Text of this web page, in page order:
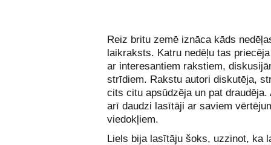
Reiz britu zemē iznāca kāds
laikraksts. Katru nedēļu tas
ar interesantiem rakstiem,
strīdiem. Rakstu autori diskutēja,
cits citu apsūdzēja un pat draudēja.
arī daudzi lasītāji ar saviem
viedokļiem.
Liels bija lasītāju šoks, uzzinot, ka